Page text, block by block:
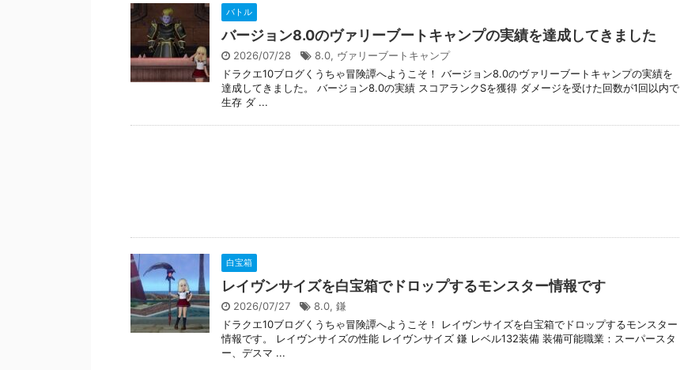
バトル
バージョン8.0のヴァリーブートキャンプの実績を達成してきました
2026/07/28 8.0, ヴァリーブートキャンプ
ドラクエ10ブログくうちゃ冒険譚へようこそ！ バージョン8.0のヴァリーブートキャンプの実績を
達成してきました。 バージョン8.0の実績 スコアランクSを獲得 ダメージを受けた回数が1回以内で
生存 ダ ...
白宝箱
レイヴンサイズを白宝箱でドロップするモンスター情報です
2026/07/27 8.0, 鎌
ドラクエ10ブログくうちゃ冒険譚へようこそ！ レイヴンサイズを白宝箱でドロップするモンスター
情報です。 レイヴンサイズの性能 レイヴンサイズ 鎌 レベル132装備 装備可能職業：スーパースタ
ー、デスマ ...